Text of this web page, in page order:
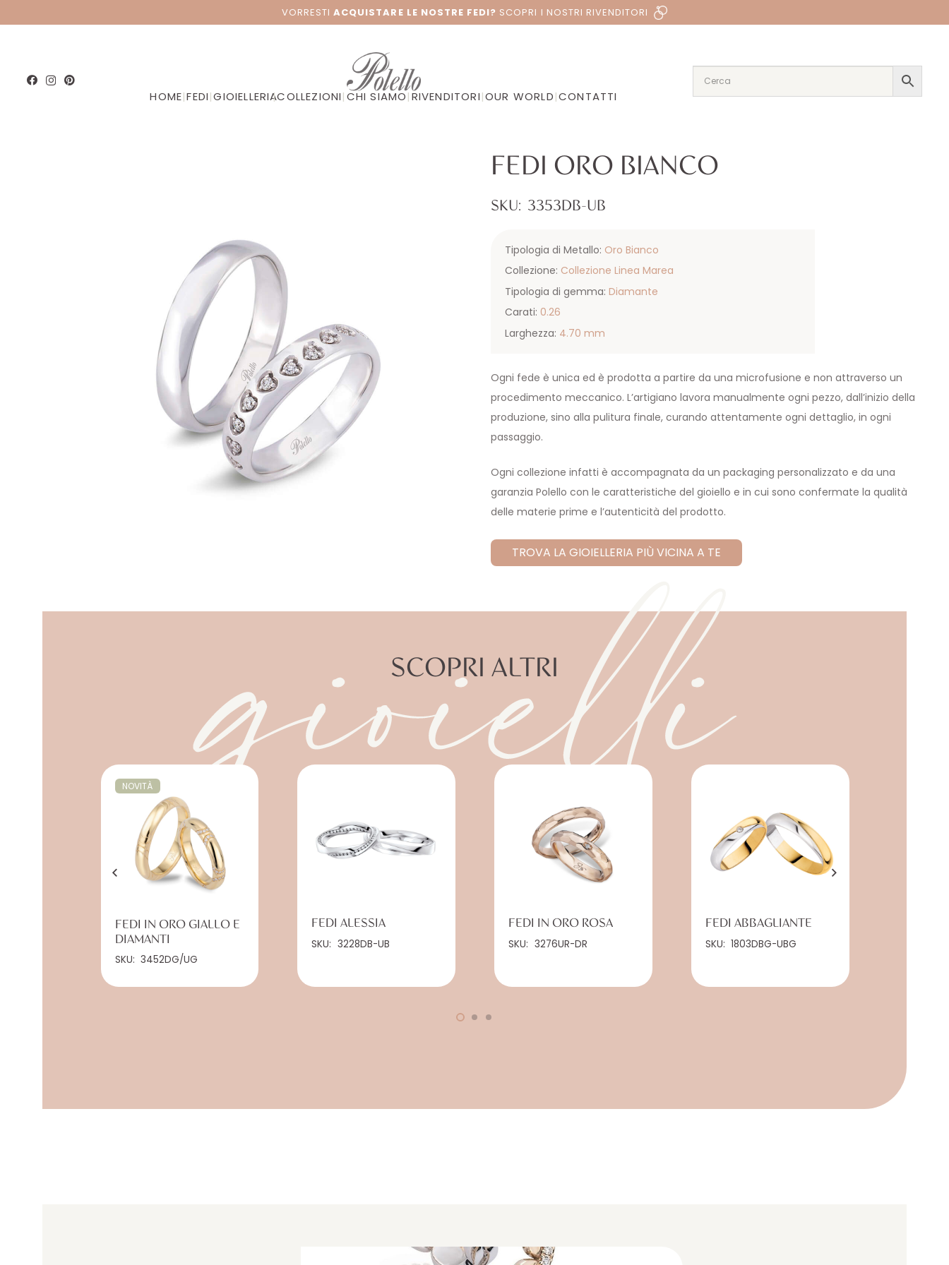
VORRESTIACQUISTARE LE NOSTRE FEDI? SCOPRI I NOSTRI RIVENDITORI
HOME|FEDI|GIOIELLERIA
|COLLEZIONI|CHI SIAMO|RIVENDITORI|OUR WORLD|CONTATTI
FEDI ORO BIANCO
SKU: 3353DB-UB
Tipologia di Metallo: Oro Bianco
Collezione: Collezione Linea Marea
Tipologia di gemma: Diamante
Carati: 0.26
Larghezza: 4.70 mm
Ogni fede è unica ed è prodotta a partire da una microfusione e non attraverso un
procedimento meccanico. L’artigiano lavora manualmente ogni pezzo, dall’inizio della
produzione, sino alla pulitura finale, curando attentamente ogni dettaglio, in ogni
passaggio.
Ogni collezione infatti è accompagnata da un packaging personalizzato e da una
garanzia Polello con le caratteristiche del gioiello e in cui sono confermate la qualità
delle materie prime e l’autenticità del prodotto.
TROVA LA GIOIELLERIA PIÙ VICINA A TE
SCOPRI ALTRI
gioielli
NOVITÀ
FEDI IN ORO GIALLO E
DIAMANTI
SKU: 3452DG/UG
FEDI ALESSIA
SKU: 3228DB-UB
FEDI IN ORO ROSA
SKU: 3276UR-DR
FEDI ABBAGLIANTE
SKU: 1803DBG-UBG